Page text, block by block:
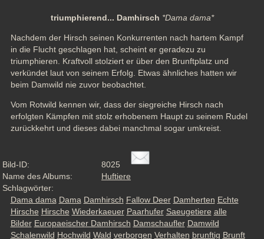
triumphierend... Damhirsch *Dama dama*
Nachdem der Hirsch seinen Konkurrenten nach hartem Kampf
in die Flucht geschlagen hat, scheint er geradezu zu
triumphieren. Kraftvoll stolziert er über den Brunftplatz und
verkündet laut von seinem Erfolg. Etwas ähnliches hatten wir
beim Damwild nie zuvor beobachtet.
Vom Rotwild kennen wir, dass der siegreiche Hirsch nach
erfolgten Kämpfen mit stolz erhobenem Haupt zu seinem Rudel
zurückkehrt und dieses dabei manchmal sogar umkreist.
Bild-ID:
8025
Name des Albums:
Huftiere
Schlagwörter:
Dama dama Dama Damhirsch Fallow Deer Damherten Echte
Hirsche Hirsche Wiederkaeuer Paarhufer Saeugetiere alle
Bilder Europaeischer Damhirsch Damschaufler Damwild
Schalenwild Hochwild Wald verborgen Verhalten brunftig Brunft